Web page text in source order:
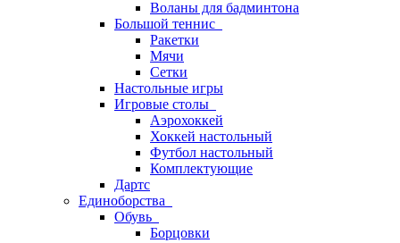
Воланы для бадминтона
Большой теннис
Ракетки
Мячи
Сетки
Настольные игры
Игровые столы
Аэрохоккей
Хоккей настольный
Футбол настольный
Комплектующие
Дартс
Единоборства
Обувь
Борцовки